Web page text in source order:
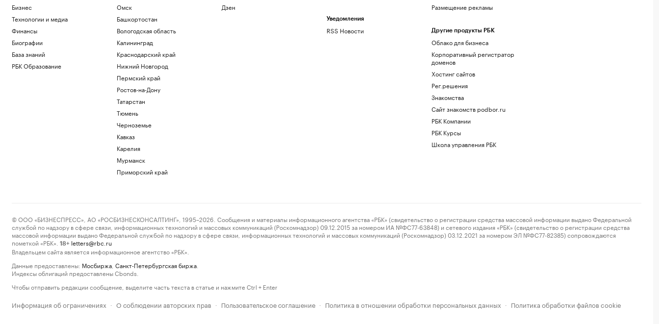
Бизнес
Технологии и медиа
Финансы
Биографии
База знаний
РБК Образование
Омск
Башкортостан
Вологодская область
Калининград
Краснодарский край
Нижний Новгород
Пермский край
Ростов-на-Дону
Татарстан
Тюмень
Черноземье
Кавказ
Карелия
Мурманск
Приморский край
Дзен
Уведомления
RSS Новости
Размещение рекламы
Другие продукты РБК
Облако для бизнеса
Корпоративный регистратор
доменов
Хостинг сайтов
Рег.решения
Знакомства
Сайт знакомств podbor.ru
РБК Компании
РБК Курсы
Школа управления РБК
© ООО «БИЗНЕСПРЕСС», АО «РОСБИЗНЕСКОНСАЛТИНГ», 1995–2026. Сообщения и материалы информационного агентства «РБК» (свидетельство о регистрации средства массовой информации выдано Федеральной
службой по надзору в сфере связи, информационных технологий и массовых коммуникаций (Роскомнадзор) 09.12.2015 за номером ИА №ФС77-63848) и сетевого издания «РБК» (свидетельство о регистрации средства
массовой информации выдано Федеральной службой по надзору в сфере связи, информационных технологий и массовых коммуникаций (Роскомнадзор) 03.12.2021 за номером ЭЛ №ФС77-82385) сопровождаются
пометкой «РБК».
18+ letters@rbc.ru
Владельцем сайта является информационное агентство «РБК».
Данные предоставлены: Мосбиржа Санкт-Петербургская биржа
Индексы облигаций предоставлены Cbonds.
Чтобы отправить редакции сообщение, выделите часть текста в статье и нажмите Ctrl + Enter
Информация об ограничениях · О соблюдении авторских прав · Пользовательское соглашение · Политика в отношении обработки персональных данных · Политика обработки файлов cookie